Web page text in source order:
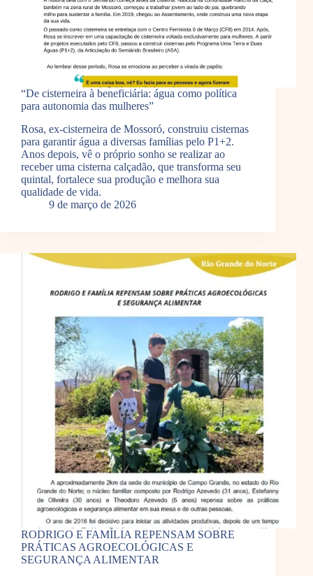
“De cisterneira à beneficiária: água como política
para autonomia das mulheres”
Rosa, ex-cisterneira de Mossoró, construiu cisternas
para garantir água a diversas famílias pelo P1+2.
Anos depois, vê o próprio sonho se realizar ao
receber uma cisterna calçadão, que transforma seu
quintal, fortalece sua produção e melhora sua
qualidade de vida.
9 de março de 2026
RODRIGO E FAMÍLIA REPENSAM SOBRE
PRÁTICAS AGROECOLÓGICAS E
SEGURANÇA ALIMENTAR